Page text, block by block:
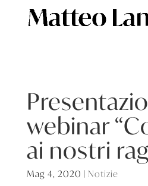
webinar
ai nostri
Mag 4, 2020 | Notizie